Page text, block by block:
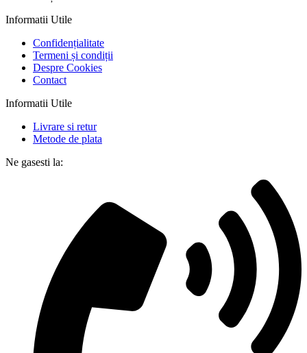
Informatii Utile
Confidențialitate
Termeni și condiții
Despre Cookies
Contact
Informatii Utile
Livrare si retur
Metode de plata
Ne gasesti la: